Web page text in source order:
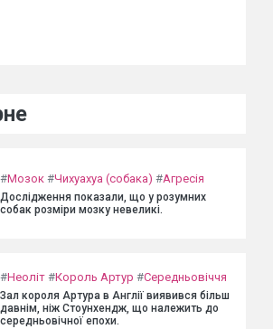
#Мозок #Чихуахуа (собака) #Агресія
Дослідження показали, що у розумних
собак розміри мозку невеликі.
#Неоліт #Король Артур #Середньовіччя
Зал короля Артура в Англії виявився більш
давнім, ніж Стоунхендж, що належить до
середньовічної епохи.